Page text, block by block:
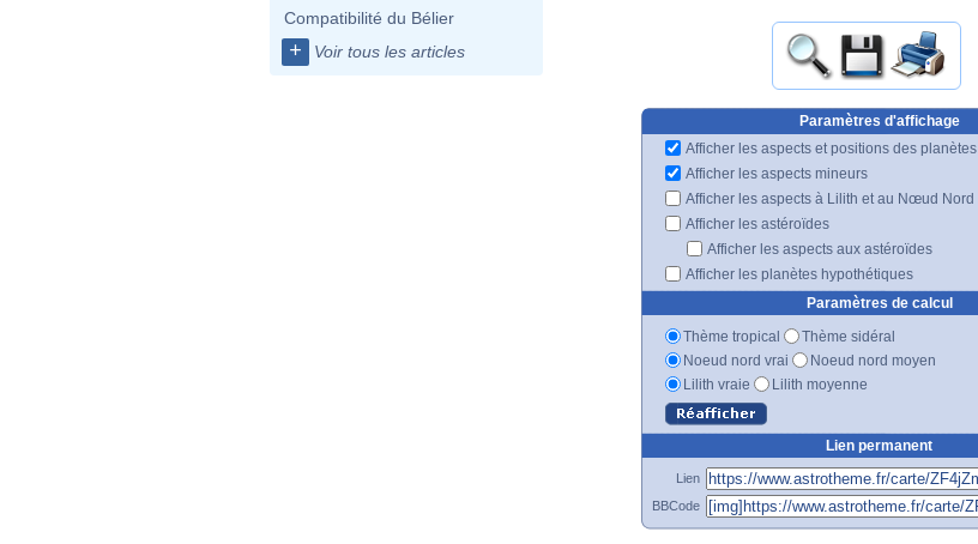
Compatibilité du Bélier
+ Voir tous les articles
Paramètres d'affichage
Afficher les aspects et positions des planètes
Afficher les aspects mineurs
Afficher les aspects à Lilith et au Nœud Nord
Afficher les astéroïdes
Afficher les aspects aux astéroïdes
Afficher les planètes hypothétiques
Paramètres de calcul
Thème tropical
Thème sidéral
Noeud nord vrai
Noeud nord moyen
Lilith vraie
Lilith moyenne
Lien permanent
Lien
BBCode